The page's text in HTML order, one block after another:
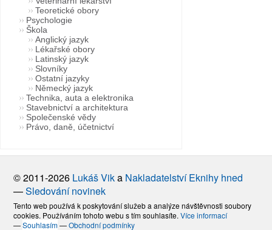
Teoretické obory
Psychologie
Škola
Anglický jazyk
Lékařské obory
Latinský jazyk
Slovníky
Ostatní jazyky
Německý jazyk
Technika, auta a elektronika
Stavebnictví a architektura
Společenské vědy
Právo, daně, účetnictví
© 2011-2026 Lukáš Vika Nakladatelství Eknihy hned
—Sledování novinek
Tento web používá k poskytování služeb a analýze návštěvnosti soubory
cookies. Používáním tohoto webu s tím souhlasíte.Více informací
—Souhlasím—Obchodní podmínky